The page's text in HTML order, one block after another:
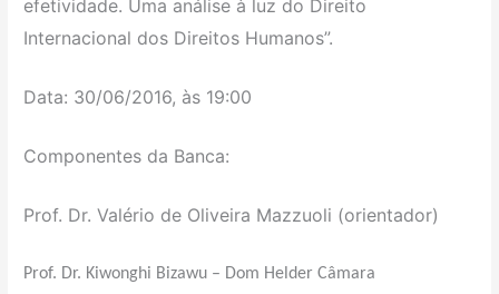
efetividade. Uma análise à luz do Direito
Internacional dos Direitos Humanos”.
Data: 30/06/2016, às 19:00
Componentes da Banca:
Prof. Dr. Valério de Oliveira Mazzuoli (orientador)
Prof. Dr. Kiwonghi Bizawu – Dom Helder Câmara